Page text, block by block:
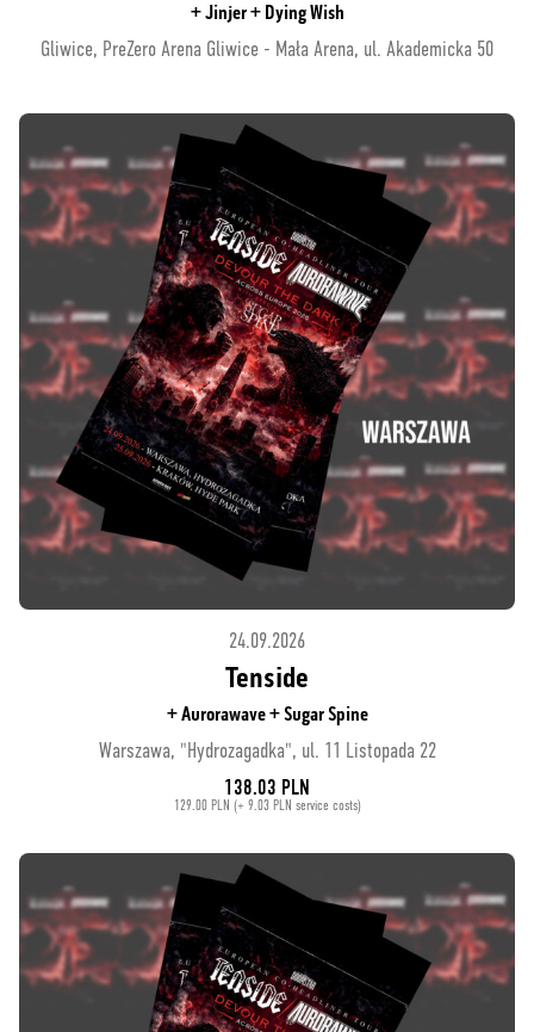
+ Jinjer + Dying Wish
Gliwice, PreZero Arena Gliwice - Mała Arena, ul. Akademicka 50
24.09.2026
Tenside
+ Aurorawave + Sugar Spine
Warszawa, "Hydrozagadka", ul. 11 Listopada 22
138.03 PLN
129.00 PLN (+ 9.03 PLN service costs)